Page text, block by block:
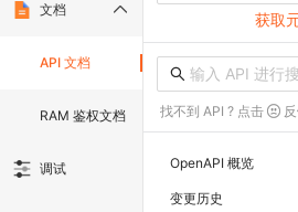
文档
API 文档
RAM 鉴权文档
调试
获取
找不到 API ? 点击
OpenAPI 概览
变更历史